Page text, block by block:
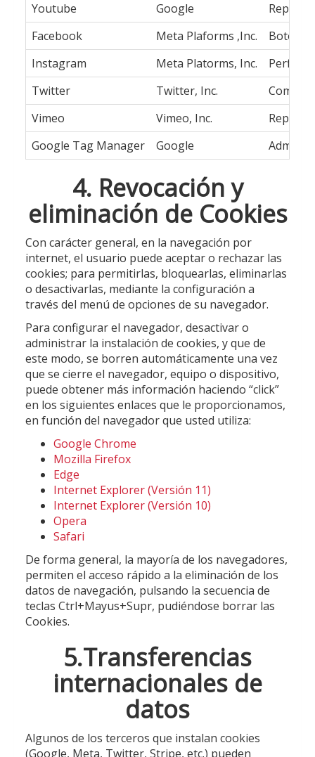
Youtube
Google
Facebook
Meta Plaforms ,Inc.
Botón
Instagram
Meta Platorms, Inc.
Perfil
Twitter
Twitter, Inc.
Vimeo
Vimeo, Inc.
Google Tag Manager
Google
4. Revocación y
eliminación de Cookies
Con carácter general, en la navegación por
internet, el usuario puede aceptar o rechazar las
cookies; para permitirlas, bloquearlas, eliminarlas
o desactivarlas, mediante la configuración a
través del menú de opciones de su navegador.
Para configurar el navegador, desactivar o
administrar la instalación de cookies, y que de
este modo, se borren automáticamente una vez
que se cierre el navegador, equipo o dispositivo,
puede obtener más información haciendo “click”
en los siguientes enlaces que le proporcionamos,
en función del navegador que usted utiliza:
Google Chrome
Mozilla Firefox
Edge
Internet Explorer (Versión 11)
Internet Explorer (Versión 10)
Opera
Safari
De forma general, la mayoría de los navegadores,
permiten el acceso rápido a la eliminación de los
datos de navegación, pulsando la secuencia de
teclas Ctrl+Mayus+Supr, pudiéndose borrar las
Cookies.
5.Transferencias
internacionales de
datos
Algunos de los terceros que instalan cookies
(Google, Meta, Twitter, Stripe, etc.) pueden